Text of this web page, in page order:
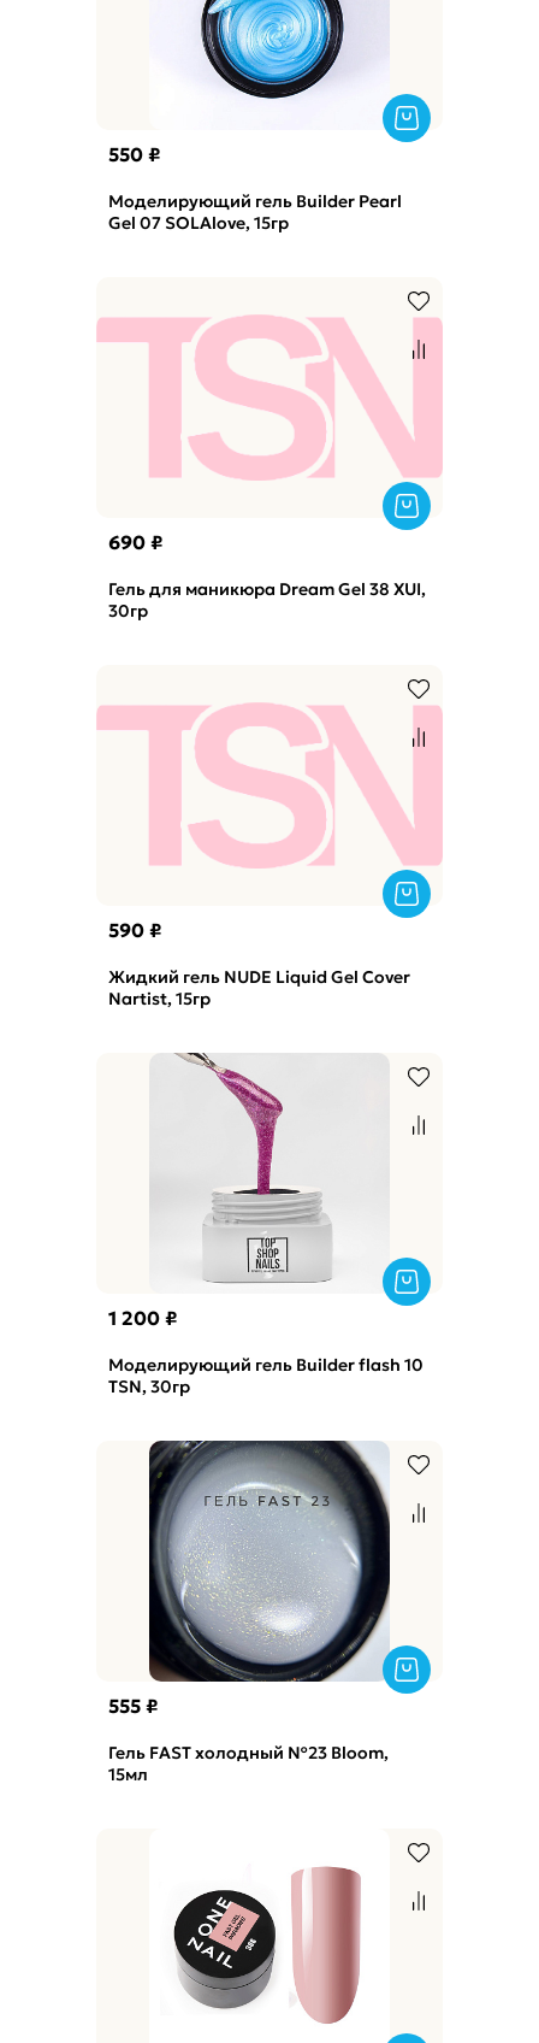
550 ₽
Моделирующий гель Builder Pearl
Gel 07 SOLAlove, 15гр
690 ₽
Гель для маникюра Dream Gel 38 XUI,
30гр
590 ₽
Жидкий гель NUDE Liquid Gel Cover
Nartist, 15гр
1 200 ₽
Моделирующий гель Builder flash 10
TSN, 30гр
555 ₽
Гель FAST холодный №23 Bloom,
15мл